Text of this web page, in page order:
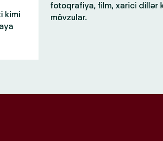
kimi
fotoqrafiya, film, xarici dillər
mövzular.